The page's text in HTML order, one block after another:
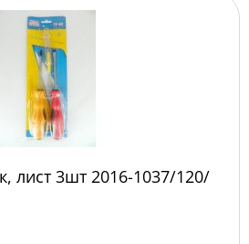
лист 3шт 2016-1037/120/